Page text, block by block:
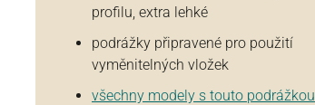
profilu, extra lehké
podrážky připravené pro použití
vyměnitelných vložek
všechny modely s touto podrážkou